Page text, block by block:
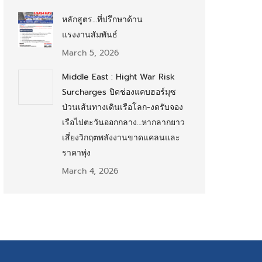
หลักสูตร…ที่ปรึกษาด้าน
แรงงานสัมพันธ์
March 5, 2026
Middle East : Hight War Risk
Surcharges ปิดช่องแคบฮอร์มุซ
ป่วนเส้นทางเดินเรือโลก-งดรับจอง
เรือไปตะวันออกกลาง…หากลากยาว
เสี่ยงวิกฤตพลังงานขาดแคลนและ
ราคาพุ่ง
March 4, 2026